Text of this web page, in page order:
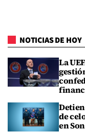
NOTICIAS DE HOY
La
de
en